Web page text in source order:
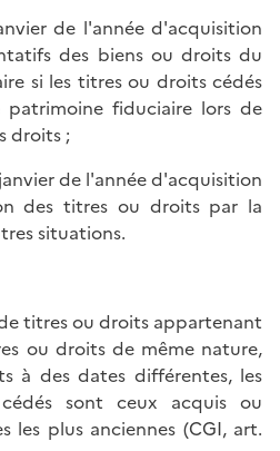
de l'année d'acquisition
des biens ou droits du
si les titres ou droits cédés
patrimoine fiduciaire lors de
droits ;
janvier de l'année d'acquisition
des titres ou droits par la
situations.
titres ou droits appartenant
ou droits de même nature,
à des dates différentes, les
sont ceux acquis ou
les plus anciennes (CGI, art.